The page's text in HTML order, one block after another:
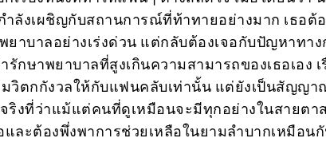
ำลังเผชิญกับสถานการณ์ที่ท้าทายอย่างมาก เธอต้
ยาบาลอย่างเร่งด่วน แต่กลับต้องเจอกับปัญหาทาง
รักษาพยาบาลที่สูงเกินความสามารถของเธอเอง เ
วิตกกังวลให้กับแฟนคลับเท่านั้น แต่ยังเป็นสัญญา
ริงที่ว่าแม้แต่คนที่ดูเหมือนจะมีทุกอย่างในสายตา
ละต้องพึ่งพาการช่วยเหลือในยามลำบากเหมือน